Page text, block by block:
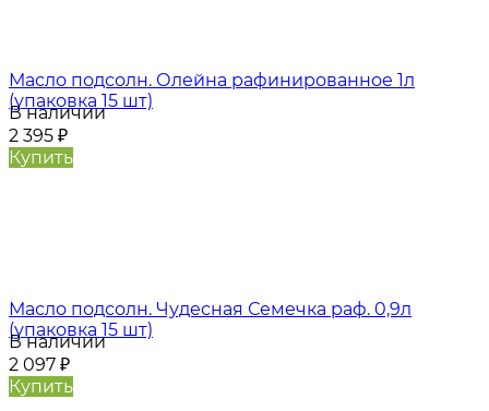
Масло подсолн. Олейна рафинированное 1л
(упаковка 15 шт)
В наличии
2 395 ₽
Купить
Масло подсолн. Чудесная Семечка раф. 0,9л
(упаковка 15 шт)
В наличии
2 097 ₽
Купить